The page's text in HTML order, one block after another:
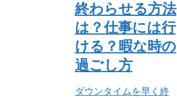
終わらせる方法
は？仕事には行
ける？暇な時の
過ごし方
ダウンタイムを早く終